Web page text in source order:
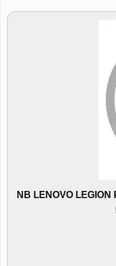
NB LENOVO LEGION